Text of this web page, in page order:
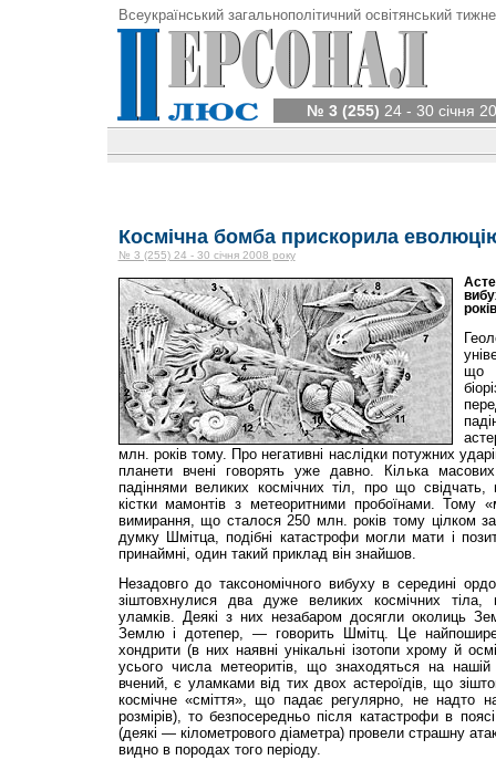
Всеукраїнський загальнополітичний освітянський
№ 3 (255) 24 - 30 січня
Космічна бомба прискорила
№ 3 (255) 24 - 30 січня 2008 року
що
млн. років тому. Про негативні наслідки потужних
планети вчені говорять уже давно. Кілька
падіннями великих космічних тіл, про що свідчать,
кістки мамонтів з метеоритними пробоїнами. Тому
вимирання, що сталося 250 млн. років тому цілком
думку Шмітца, подібні катастрофи могли мати і
принаймні, один такий приклад він знайшов.
Незадовго до таксономічного вибуху в середині
зіштовхнулися два дуже великих космічних тіла,
уламків. Деякі з них незабаром досягли околиць
Землю і дотепер, — говорить Шмітц. Це
хондрити (в них наявні унікальні ізотопи хрому й
усього числа метеоритів, що знаходяться на нашій
вчений, є уламками від тих двох астероїдів, що
космічне «сміття», що падає регулярно, не надто
розмірів), то безпосередньо після катастрофи в
(деякі — кілометрового діаметра) провели страшну
видно в породах того періоду.